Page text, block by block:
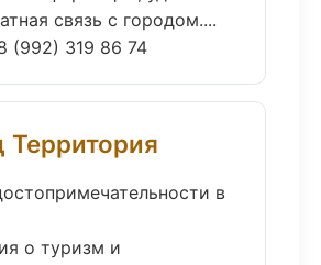
связь с городом....
(992) 319 86 74
Территория
в
о туризм и